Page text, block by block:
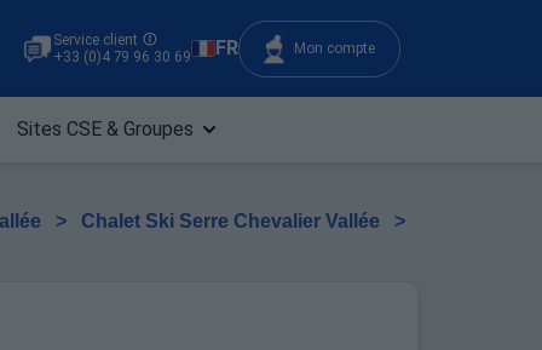
Service client
+33 (0)4 79 96 30 69
FR Mon compte
Sites CSE & Groupes
> Chalet Ski Serre Chevalier Vallée >